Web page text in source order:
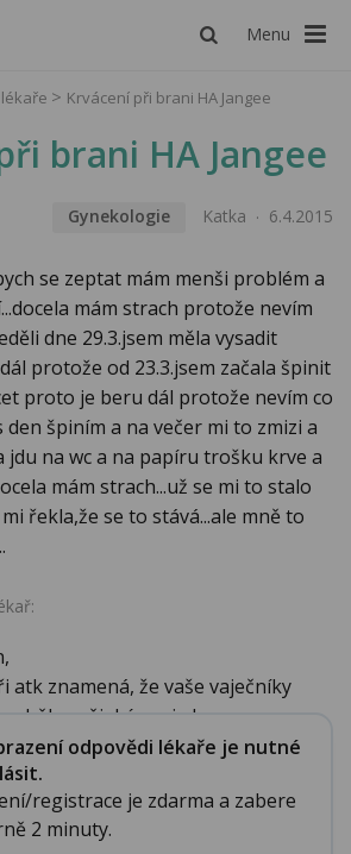
Menu
Krvácení při brani HA Jangee
brani HA Jangee
Gynekologie Katka 6.4.2015
se zeptat mám menši problém a
mám strach protože nevím
dne 29.3.jsem měla vysadit
protože od 23.3.jsem začala špinit
proto je beru dál protože nevím co
den špiním a na večer mi to zmizi a
jdu na wc a na papíru trošku krve a
mám strach...už se mi to stalo
řekla,že se to stává...ale mně to
atk znamená, že vaše vaječníky
nějaké svoje h...
odpovědi lékaře je nutné
registrace je zdarma a zabere
2 minuty.